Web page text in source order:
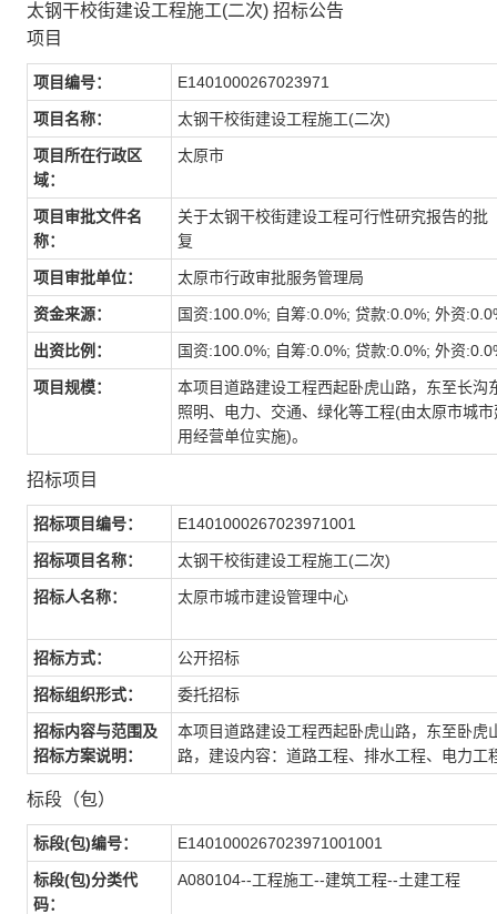
太钢干校街建设工程施工(二次) 招标公告
项目
项目编号： E1401000267023971
项目名称： 太钢干校街建设工程施工(二次)
项目所在行政区
域：
太原市
项目审批文件名
称：
关于太钢干校街建设工程可行性研究报告的批
复
项目审批单位： 太原市行政审批服务管理局
资金来源： 国资:100.0%; 自筹:0.0%; 贷款:0.0%; 外资
出资比例： 国资:100.0%; 自筹:0.0%; 贷款:0.0%; 外资
项目规模：
本项目道路建设工程西起卧虎山路，东至长
照明、电力、交通、绿化等工程(由太原市城
用经营单位实施)。
招标项目
招标项目编号： E1401000267023971001
招标项目名称： 太钢干校街建设工程施工(二次)
招标人名称： 太原市城市建设管理中心
招标方式： 公开招标
招标组织形式： 委托招标
招标内容与范围及
招标方案说明：
本项目道路建设工程西起卧虎山路，东至卧
路，建设内容：道路工程、排水工程、电力
标段（包）
标段(包)编号： E1401000267023971001001
标段(包)分类代
码：
A080104--工程施工--建筑工程--土建工程